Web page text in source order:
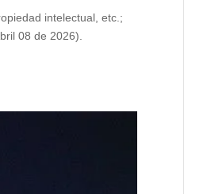
intelectual, etc.;
08 de 2026).